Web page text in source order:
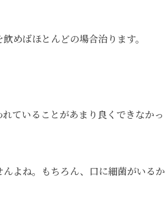
めばほとんどの場合治ります。
ていることがあまり良くできなかっ
よね。もちろん、口に細菌がいるか